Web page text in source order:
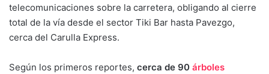
telecomunicaciones sobre la carretera, obligando al cierre
total de la vía desde el sector Tiki Bar hasta Pavezgo,
cerca del Carulla Express.
Según los primeros reportes, cerca de 90 árboles